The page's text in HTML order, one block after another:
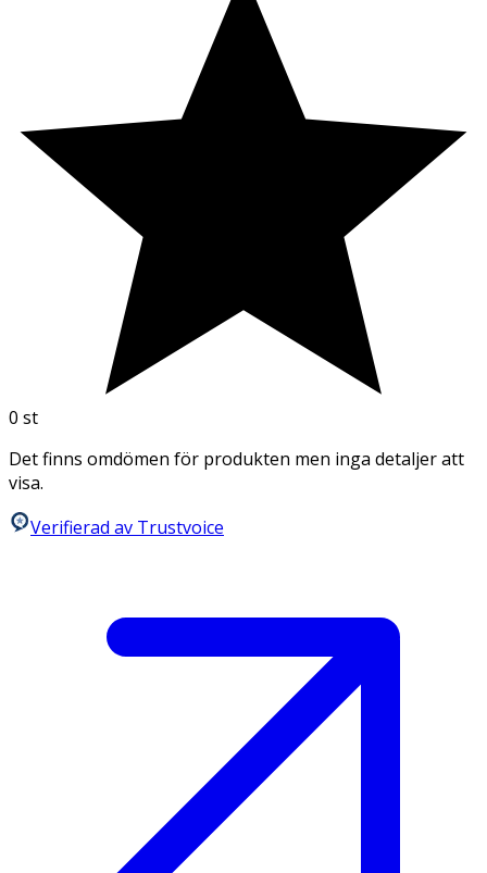
0 st
Det finns omdömen för produkten men inga detaljer att
visa.
Verifierad av Trustvoice